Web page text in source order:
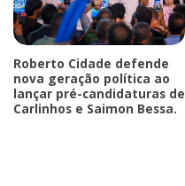
Roberto Cidade defende
nova geração política ao
lançar pré-candidaturas de
Carlinhos e Saimon Bessa.